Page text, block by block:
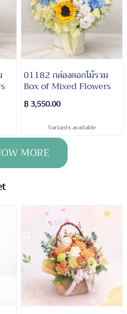
01182 กล่องดอกไม้รวม
Box of Mixed Flowers
฿ 3,550.00
Variants available
MORE